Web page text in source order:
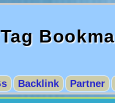
Backlink Partner